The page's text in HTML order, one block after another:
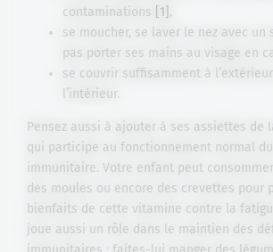
contaminations
[1] ,
se moucher, se laver le nez avec un
pas porter ses mains au visage en
se couvrir suffisamment à
l’intérieur.
Pensez aussi à ajouter à ses assiettes de
qui participe au fonctionnement normal
immunitaire. Votre enfant peut
des moules ou encore des crevettes pour
bienfaits de cette vitamine contre la
joue aussi un rôle dans le maintien des